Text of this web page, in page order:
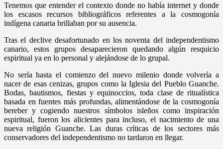
Tenemos que entender el contexto donde no había internet y donde
los escasos recursos bibliográficos referentes a la cosmogonía
indígena canaria brillaban por su ausencia.
Tras el declive desafortunado en los noventa del independentismo
canario, estos grupos desaparecieron quedando algún resquicio
espiritual ya en lo personal y alejándose de lo grupal.
No sería hasta el comienzo del nuevo milenio donde volvería a
nacer de esas cenizas, grupos como la Iglesia del Pueblo Guanche.
Bodas, bautismos, fiestas y equinoccios, toda clase de ritualística
basada en fuentes más profundas, alimentándose de la cosmogonía
bereber y cogiendo nuestros símbolos isleños como inspiración
espiritual, fueron los alicientes para incluso, el nacimiento de una
nueva religión Guanche. Las duras críticas de los sectores más
conservadores del independentismo no tardaron en llegar.